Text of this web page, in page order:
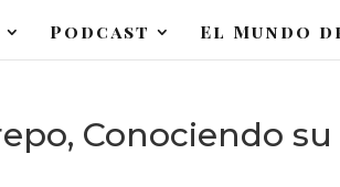
Podcast El Mundo
Conociendo